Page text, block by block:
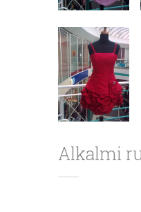
Alkalmi